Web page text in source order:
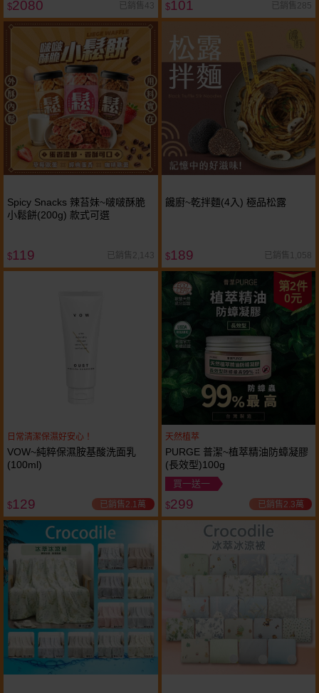
$2080 已銷售43 $101 已銷售285
Spicy Snacks 辣苔妹~啵啵酥脆
小鬆餅(200g) 款式可選
$119 已銷售2,143
饞廚~乾拌麵(4入) 極品松露
$189 已銷售1,058
日常清潔保濕好安心！
VOW~純粹保濕胺基酸洗面乳
(100ml)
$129 已銷售2.1萬
第2件
0元
天然植萃
PURGE 普潔~植萃精油防蟑凝膠
(長效型)100g
買一送一
$299 已銷售2.3萬